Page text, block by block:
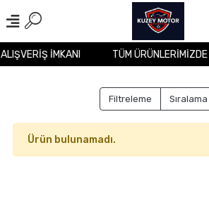
İMKANI TÜM
Filtreleme Sıralama
Ürün bulunamadı.